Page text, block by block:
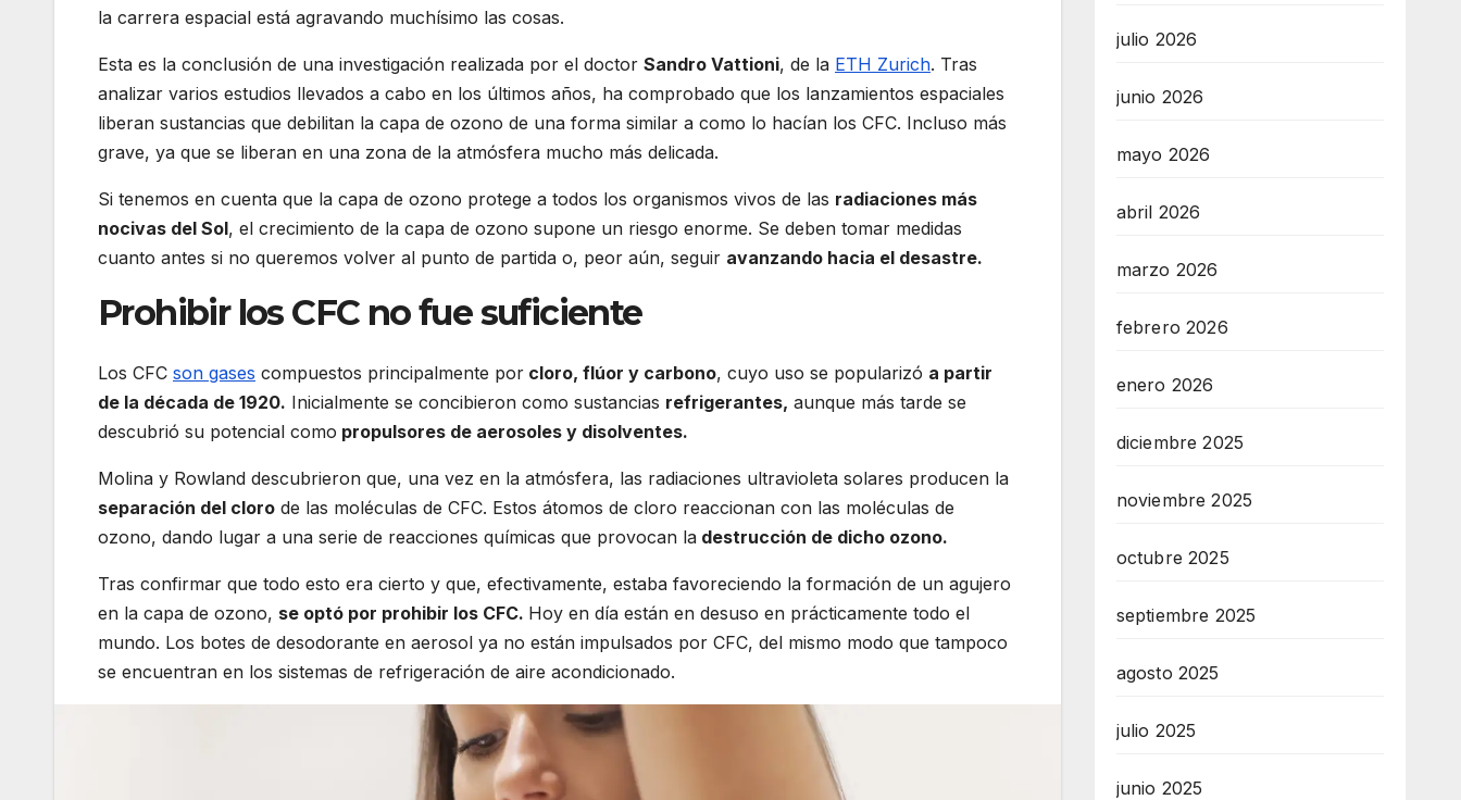
la carrera espacial está agravando muchísimo las cosas.
Esta es la conclusión de una investigación realizada por el doctor Sandro Vattioni, de la ETH Zurich. Tras
analizar varios estudios llevados a cabo en los últimos años, ha comprobado que los lanzamientos espaciales
liberan sustancias que debilitan la capa de ozono de una forma similar a como lo hacían los CFC. Incluso más
grave, ya que se liberan en una zona de la atmósfera mucho más delicada.
Si tenemos en cuenta que la capa de ozono protege a todos los organismos vivos de las radiaciones más
nocivas del Sol, el crecimiento de la capa de ozono supone un riesgo enorme. Se deben tomar medidas
cuanto antes si no queremos volver al punto de partida o, peor aún, seguir avanzando hacia el desastre.
Prohibir los CFC no fue suficiente
Los CFC son gases compuestos principalmente por cloro, flúor y carbono, cuyo uso se popularizó a partir
de la década de 1920. Inicialmente se concibieron como sustancias refrigerantes, aunque más tarde se
descubrió su potencial como propulsores de aerosoles y disolventes.
Molina y Rowland descubrieron que, una vez en la atmósfera, las radiaciones ultravioleta solares producen la
separación del cloro de las moléculas de CFC. Estos átomos de cloro reaccionan con las moléculas de
ozono, dando lugar a una serie de reacciones químicas que provocan la destrucción de dicho ozono.
Tras confirmar que todo esto era cierto y que, efectivamente, estaba favoreciendo la formación de un agujero
en la capa de ozono, se optó por prohibir los CFC. Hoy en día están en desuso en prácticamente todo el
mundo. Los botes de desodorante en aerosol ya no están impulsados por CFC, del mismo modo que tampoco
se encuentran en los sistemas de refrigeración de aire acondicionado.
julio 2026
junio 2026
mayo 2026
abril 2026
marzo 2026
febrero 2026
enero 2026
diciembre 2025
noviembre 2025
octubre 2025
septiembre 2025
agosto 2025
julio 2025
junio 2025